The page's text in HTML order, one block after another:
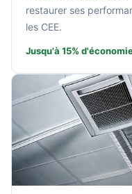
restaurer ses
les CEE.
Jusqu'à 15%